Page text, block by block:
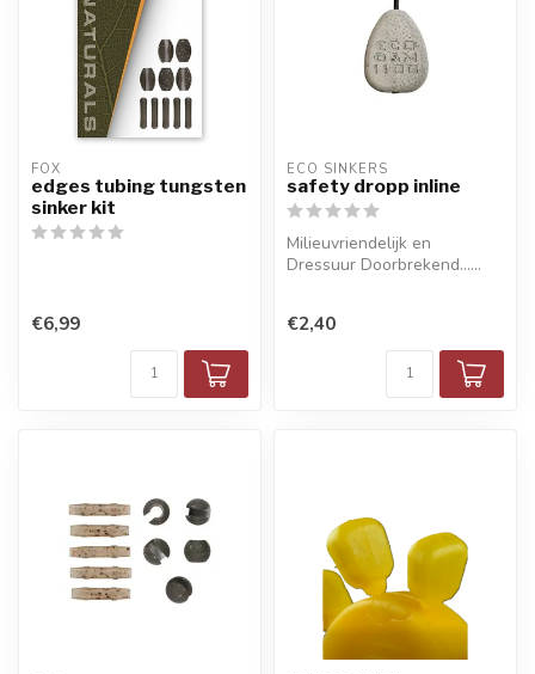
FOX
edges tubing tungsten
sinker kit
€6,99
ECO SINKERS
safety dropp inline
Milieuvriendelijk en
Dressuur Doorbrekend......
€2,40